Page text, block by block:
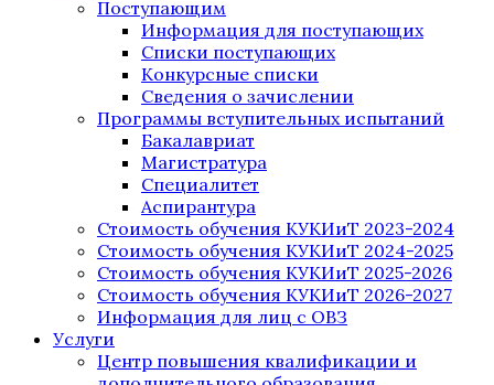
Поступающим
Информация для поступающих
Списки поступающих
Конкурсные списки
Сведения о зачислении
Программы вступительных испытаний
Бакалавриат
Магистратура
Специалитет
Аспирантура
Стоимость обучения КУКИиТ 2023-2024
Стоимость обучения КУКИиТ 2024-2025
Стоимость обучения КУКИиТ 2025-2026
Стоимость обучения КУКИиТ 2026-2027
Информация для лиц с ОВЗ
Услуги
Центр повышения квалификации и